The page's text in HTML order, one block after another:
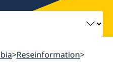
Reseinformation